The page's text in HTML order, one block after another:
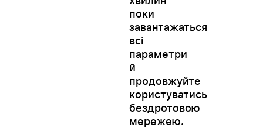
поки
завантажаться
всі
параметри
й
продовжуйте
користуватись
бездротовою
мережею.